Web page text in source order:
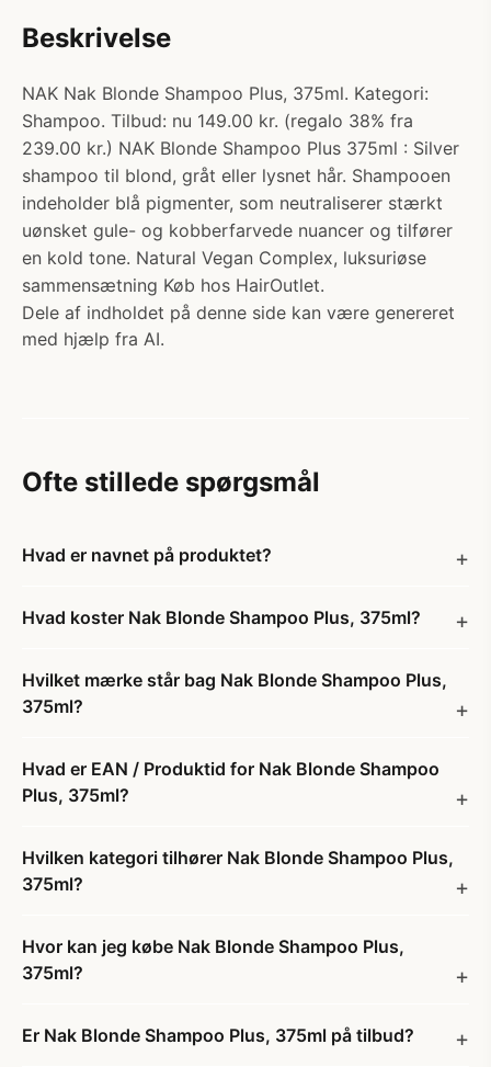
Beskrivelse
NAK Nak Blonde Shampoo Plus, 375ml. Kategori:
Shampoo. Tilbud: nu 149.00 kr. (regalo 38% fra
239.00 kr.) NAK Blonde Shampoo Plus 375ml : Silver
shampoo til blond, gråt eller lysnet hår. Shampooen
indeholder blå pigmenter, som neutraliserer stærkt
uønsket gule- og kobberfarvede nuancer og tilfører
en kold tone. Natural Vegan Complex, luksuriøse
sammensætning Køb hos HairOutlet.
Dele af indholdet på denne side kan være genereret
med hjælp fra AI.
Ofte stillede spørgsmål
Hvad er navnet på produktet?
Hvad koster Nak Blonde Shampoo Plus, 375ml?
Hvilket mærke står bag Nak Blonde Shampoo Plus,
375ml?
Hvad er EAN / Produktid for Nak Blonde Shampoo
Plus, 375ml?
Hvilken kategori tilhører Nak Blonde Shampoo Plus,
375ml?
Hvor kan jeg købe Nak Blonde Shampoo Plus,
375ml?
Er Nak Blonde Shampoo Plus, 375ml på tilbud?